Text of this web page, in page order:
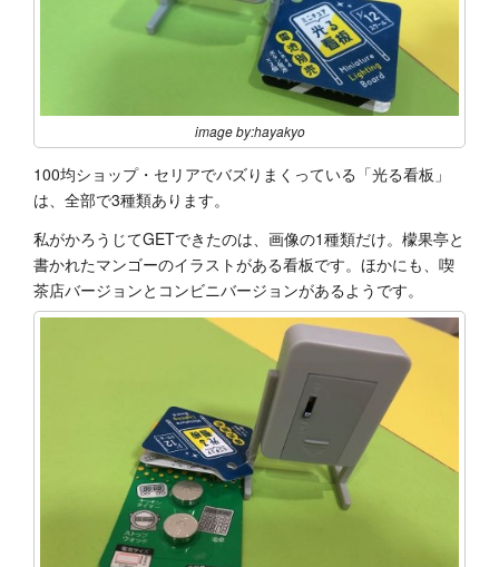
image by:hayakyo
100均ショップ・セリアでバズりまくっている「光る看板」
は、全部で3種類あります。
私がかろうじてGETできたのは、画像の1種類だけ。檬果亭と
書かれたマンゴーのイラストがある看板です。ほかにも、喫
茶店バージョンとコンビニバージョンがあるようです。